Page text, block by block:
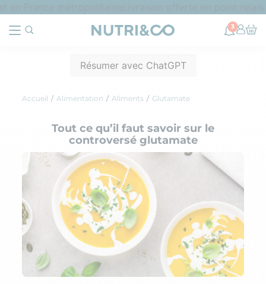
3
Résumer avec ChatGPT
Accueil Alimentation Aliments Glutamate
Tout ce qu’il faut savoir sur le
controversé glutamate